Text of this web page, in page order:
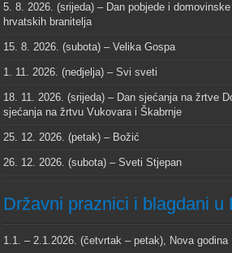
5. 8. 2026. (srijeda) – Dan pobjede i
hrvatskih branitelja
15. 8. 2026. (subota) – Velika Gospa
1. 11. 2026. (nedjelja) – Svi sveti
18. 11. 2026. (srijeda) – Dan sjećanja na žrtve
sjećanja na žrtvu Vukovara i Škabrnje
25. 12. 2026. (petak) – Božić
26. 12. 2026. (subota) – Sveti Stjepan
Državni praznici i blagdani u
1.1. – 2.1.2026. (četvrtak – petak), Nova godina